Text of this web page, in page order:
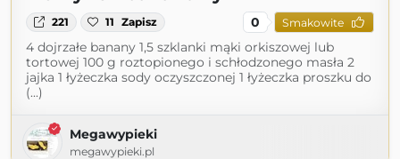
221 11 Zapisz 0 Smakowite
4 dojrzałe banany 1,5 szklanki mąki orkiszowej lub
tortowej 100 g roztopionego i schłodzonego masła 2
jajka 1 łyżeczka sody oczyszczonej 1 łyżeczka proszku do
(...)
Megawypieki
megawypieki.pl